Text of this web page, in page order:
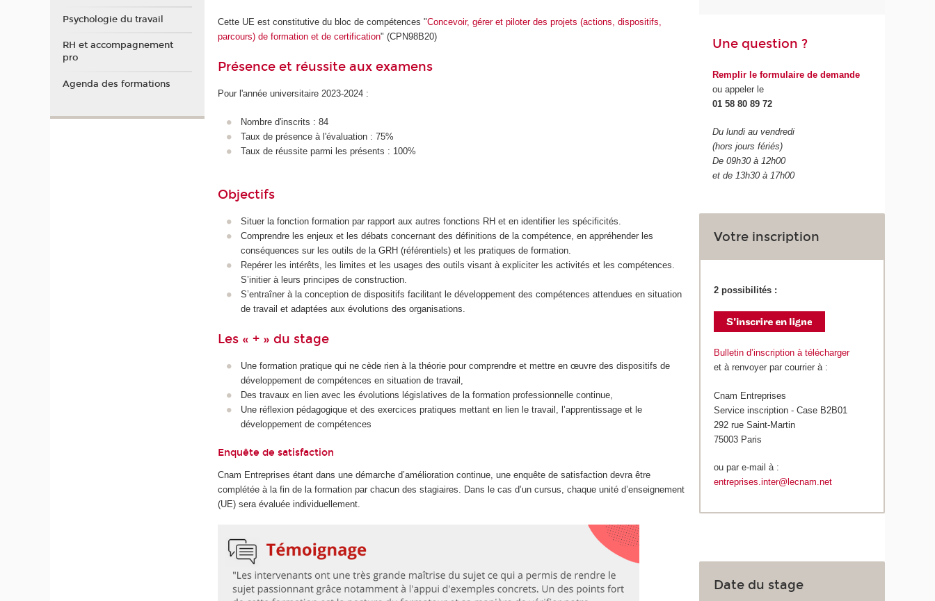
Cette UE est constitutive du bloc de compétences "Concevoir, gérer et piloter des projets (actions, dispositifs,
parcours) de formation et de certification" (CPN98B20)
Présence et réussite aux examens
Pour l'année universitaire 2023-2024 :
Nombre d'inscrits : 84
Taux de présence à l'évaluation : 75%
Taux de réussite parmi les présents : 100%
Objectifs
Situer la fonction formation par rapport aux autres fonctions RH et en identifier les spécificités.
Comprendre les enjeux et les débats concernant des définitions de la compétence, en appréhender les
conséquences sur les outils de la GRH (référentiels) et les pratiques de formation.
Repérer les intérêts, les limites et les usages des outils visant à expliciter les activités et les compétences.
S’initier à leurs principes de construction.
S’entraîner à la conception de dispositifs facilitant le développement des compétences attendues en situation
de travail et adaptées aux évolutions des organisations.
Les « + » du stage
Une formation pratique qui ne cède rien à la théorie pour comprendre et mettre en œuvre des dispositifs de
développement de compétences en situation de travail,
Des travaux en lien avec les évolutions législatives de la formation professionnelle continue,
Une réflexion pédagogique et des exercices pratiques mettant en lien le travail, l’apprentissage et le
développement de compétences
Enquête de satisfaction
Cnam Entreprises étant dans une démarche d’amélioration continue, une enquête de satisfaction devra être
complétée à la fin de la formation par chacun des stagiaires. Dans le cas d’un cursus, chaque unité d’enseignement
(UE) sera évaluée individuellement.
Une question ?
Remplir le formulaire de demande
ou appeler le
01 58 80 89 72
Du lundi au vendredi
(hors jours fériés)
De 09h30 à 12h00
et de 13h30 à 17h00
Votre inscription
2 possibilités :
Bulletin d’inscription à télécharger
et à renvoyer par courrier à :
Cnam Entreprises
Service inscription - Case B2B01
292 rue Saint-Martin
75003 Paris
ou par e-mail à :
entreprises.inter@lecnam.net
Date du stage
Psychologie du travail
RH et accompagnement
pro
Agenda des formations